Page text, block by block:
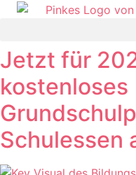
Jetzt für
kostenloses
Schulessen